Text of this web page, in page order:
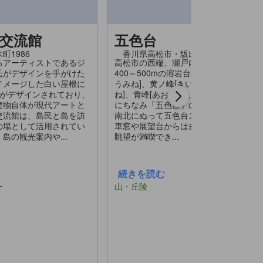
流館
町1986
ーティストであるジ
デザインを手がけた
ージした白い屋根に
デザインされており、
自体が現代アートと
館は、島民と島を訪
として活用されてい
の観光案内や...
五色台
香川県高松市・坂出市
高松市の西端、瀬戸内海に突き出た標高
400～500mの溶岩台地。北から続く紅
うみね]、黄ノ峰[きいのみね]、黒峰[く
ね]、青峰[あおみね]、白峰[しらみね]の
にちなみ「五色台」の名が付いた。稜
南北にぬって五色台スカイラインが走
車窓や展望台からは多島美を誇る瀬戸
眺望が満喫でき...
続きを読む
山・丘陵